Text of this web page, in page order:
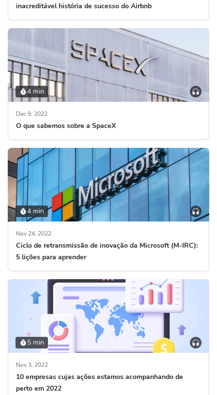
inacreditável história de sucesso do Airbnb
4 min
Dec 9, 2022
O que sabemos sobre a SpaceX
4 min
Nov 24, 2022
Ciclo de retransmissão de inovação da Microsoft (M-IRC):
5 lições para aprender
5 min
Nov 3, 2022
10 empresas cujas ações estamos acompanhando de
perto em 2022